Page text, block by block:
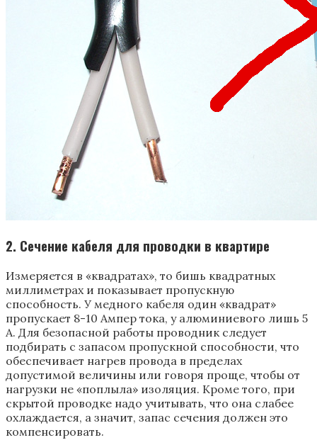
2. Сечение кабеля для проводки в квартире
Измеряется в «квадратах», то бишь квадратных
миллиметрах и показывает пропускную
способность. У медного кабеля один «квадрат»
пропускает 8-10 Ампер тока, у алюминиевого лишь 5
А. Для безопасной работы проводник следует
подбирать с запасом пропускной способности, что
обеспечивает нагрев провода в пределах
допустимой величины или говоря проще, чтобы от
нагрузки не «поплыла» изоляция. Кроме того, при
скрытой проводке надо учитывать, что она слабее
охлаждается, а значит, запас сечения должен это
компенсировать.